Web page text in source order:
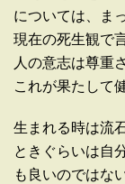
については、ま
現在の死生観で
人の意志は尊重
これが果たして
生まれる時は流
ときぐらいは自
も良いのではな